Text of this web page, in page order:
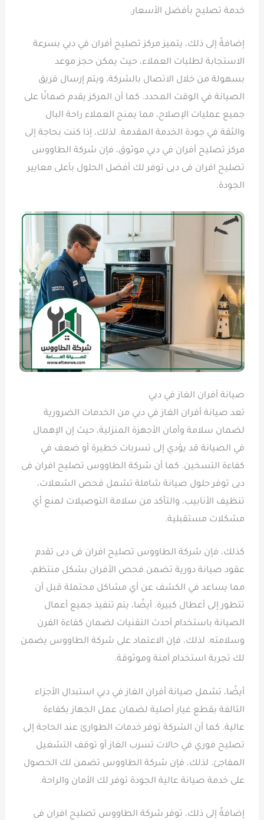
خدمة تصليح بأفضل الأسعار.
إضافةً إلى ذلك، يتميز مركز تصليح أفران في دبي بسرعة
الاستجابة لطلبات العملاء، حيث يمكن حجز موعد
بسهولة من خلال الاتصال بالشركة، ويتم إرسال فريق
الصيانة في الوقت المحدد. كما أن المركز يقدم ضمانًا على
جميع عمليات الإصلاح، مما يمنح العملاء راحة البال
والثقة في جودة الخدمة المقدمة. لذلك، إذا كنت بحاجة إلى
مركز تصليح أفران في دبي موثوق، فإن شركة الطاووس
تصليح افران فى دبى توفر لك أفضل الحلول بأعلى معايير
الجودة.
صيانة أفران الغاز في دبي
تعد صيانة أفران الغاز في دبي من الخدمات الضرورية
لضمان سلامة وأمان الأجهزة المنزلية، حيث إن الإهمال
في الصيانة قد يؤدي إلى تسربات خطيرة أو ضعف في
كفاءة التسخين. كما أن شركة الطاووس تصليح افران فى
دبى توفر حلول صيانة شاملة تشمل فحص الشعلات،
تنظيف الأنابيب، والتأكد من سلامة التوصيلات لمنع أي
مشكلات مستقبلية.
كذلك، فإن شركة الطاووس تصليح افران فى دبى تقدم
عقود صيانة دورية تضمن فحص الأفران بشكل منتظم،
مما يساعد في الكشف عن أي مشاكل محتملة قبل أن
تتطور إلى أعطال كبيرة. أيضًا، يتم تنفيذ جميع أعمال
الصيانة باستخدام أحدث التقنيات لضمان كفاءة الفرن
وسلامته. لذلك، فإن الاعتماد على شركة الطاووس يضمن
لك تجربة استخدام آمنة وموثوقة.
أيضًا، تشمل صيانة أفران الغاز في دبي استبدال الأجزاء
التالفة بقطع غيار أصلية لضمان عمل الجهاز بكفاءة
عالية. كما أن الشركة توفر خدمات الطوارئ عند الحاجة إلى
تصليح فوري في حالات تسرب الغاز أو توقف التشغيل
المفاجئ. لذلك، فإن شركة الطاووس تضمن لك الحصول
على خدمة صيانة عالية الجودة توفر لك الأمان والراحة.
إضافةً إلى ذلك، توفر شركة الطاووس تصليح افران فى